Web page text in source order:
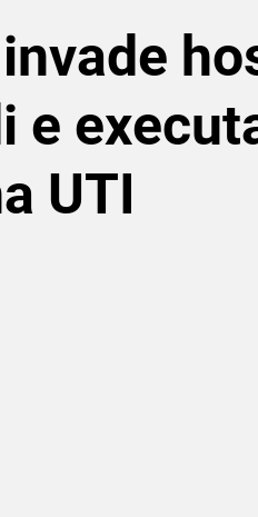
e
UTI
5 estrelas.